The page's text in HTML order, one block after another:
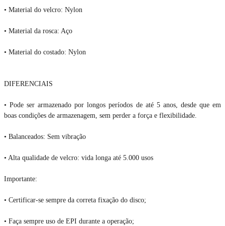
• Material do velcro: Nylon
• Material da rosca: Aço
• Material do costado: Nylon
DIFERENCIAIS
• Pode ser armazenado por longos períodos de até 5 anos, desde que em
boas condições de armazenagem, sem perder a força e flexibilidade.
• Balanceados: Sem vibração
• Alta qualidade de velcro: vida longa até 5.000 usos
Importante:
• Certificar-se sempre da correta fixação do disco;
• Faça sempre uso de EPI durante a operação;